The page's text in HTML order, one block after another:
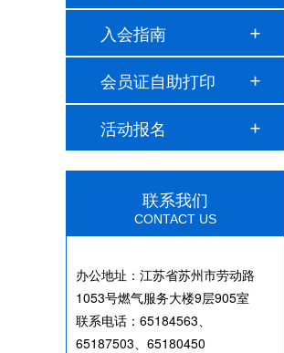
入会指南
会员证自助打印
活动报名
联系我们
CONTACT US
办公地址： 江苏省苏州市劳动路
1053号燃气服务大楼9层905室
联系电话：65184563、
65187503、65180450